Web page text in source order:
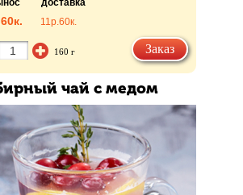
доставка
60к. 11р.60к.
160 г Заказ
чай с медом